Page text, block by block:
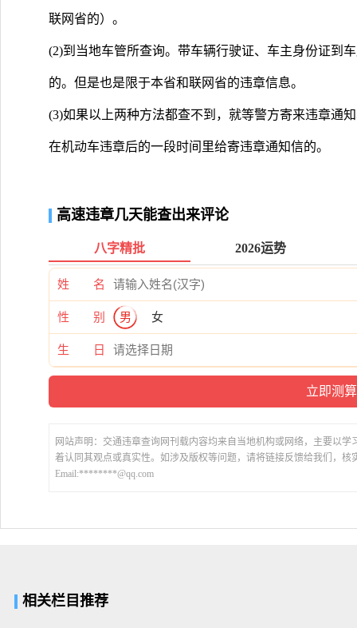
联网省的）。
(2)到当地车管所查询。带车辆行驶证、车主身份证到
的。但是也是限于本省和联网省的违章信息。
(3)如果以上两种方法都查不到，就等警方寄来违章通
在机动车违章后的一段时间里给寄违章通知信的。
高速违章几天能查出来评论
八字精批 2026运势
姓 名
性 别 男 女
生 日
网站声明：交通违章查询网刊载内容均来自当地机构或网络，主要以
着认同其观点或真实性。如涉及版权等问题，请将链接反馈给我们，核
Email:********@qq.com
相关栏目推荐